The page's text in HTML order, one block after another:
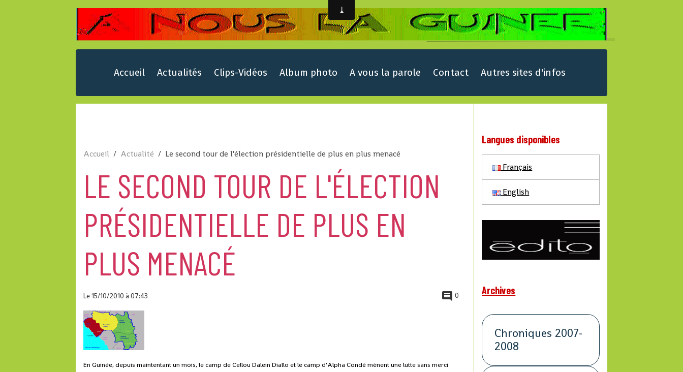
Accueil Actualités Clips-Vidéos Album photo A vous la parole Contact Autres sites d'infos
Accueil Actualité Le second tour de l'élection présidentielle de plus en plus menacé
LE SECOND TOUR DE L'ÉLECTION
PRÉSIDENTIELLE DE PLUS EN
PLUS MENACÉ
Le 15/10/2010à 07:43 0
En Guinée, depuis maintentant un mois, le camp de Cellou Dalein Diallo et le camp d'Alpha Condé mènent une lutte sans merci
Langues disponibles
Français
English
Archives
Chroniques 2007-
2008